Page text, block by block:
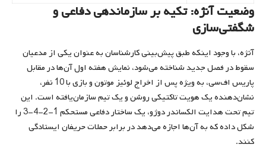
وضعیت آنژه: تکیه بر سازماندهی دفاعی و
شگفتی‌سازی
آنژه، با وجود اینکه طبق پیش‌بینی کارشناسان به عنوان یکی از مدعیان
سقوط در فصل جدید شناخته می‌شود، نمایش هفته اول آن‌ها در مقابل
پاریس اف‌سی، به ویژه پس از اخراج لوئیز موتون و بازی با 10 نفر،
نشان‌دهنده یک هویت تاکتیکی روشن و یک تیم سازمان‌یافته است. این
تیم تحت هدایت الکساندر دوژو، یک ساختار دفاعی مستحکم 1-2-4-3 را
شکل داده که به آن‌ها اجازه می‌دهد در برابر حملات حریفان ایستادگی
کنند.